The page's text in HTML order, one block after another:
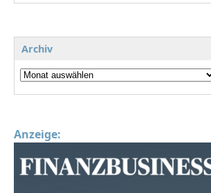
Archiv
Anzeige: